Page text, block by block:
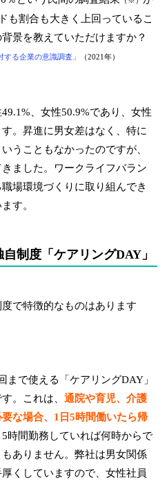
も割合も大きく上回っているこ
景を教えていただけますか？
する企業の意識調査」 （2021年）
、女性50.9%であり、女性
。昇進に男女差はなく、特に
うこともなかったのですが、
ました。ワークライフバラン
場環境づくりに取り組んでき
す。
制度「ケアリングDAY」
で特徴的なものはあります
まで使える「ケアリングDAY」
。これは、通院や育児、介護
な場合、1日5時間働いたら帰
5時間勤務していれば何時からで
ありません。弊社は男女関係
くしていますので、女性社員